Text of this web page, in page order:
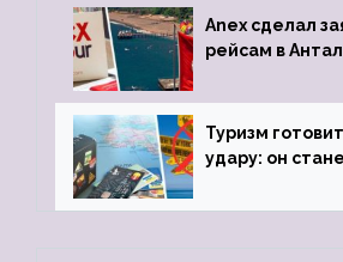
Anex сделал
рейсам в
Туризм
удару: он